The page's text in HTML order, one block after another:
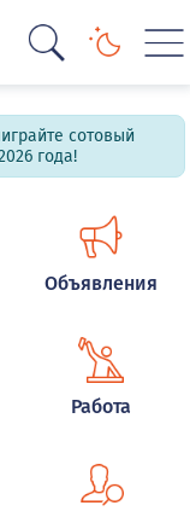
сотовый
года!
Объявления
Работа